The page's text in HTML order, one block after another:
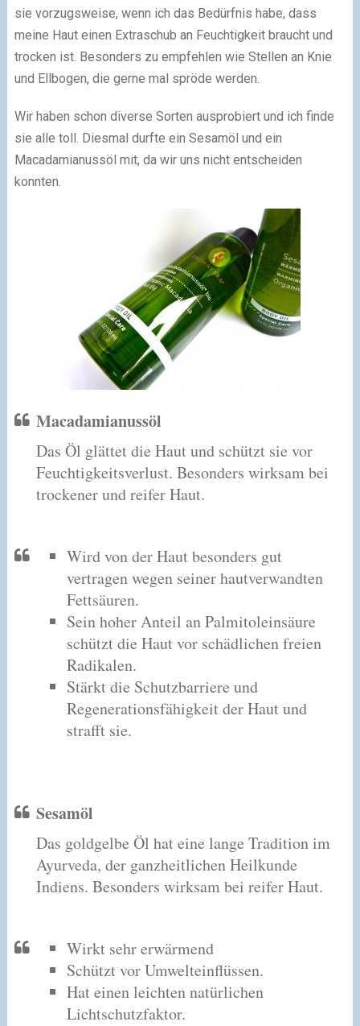
sie vorzugsweise, wenn ich das Bedürfnis habe, dass
meine Haut einen Extraschub an Feuchtigkeit braucht und
trocken ist. Besonders zu empfehlen wie Stellen an Knie
und Ellbogen, die gerne mal spröde werden.
Wir haben schon diverse Sorten ausprobiert und ich finde
sie alle toll. Diesmal durfte ein Sesamöl und ein
Macadamianussöl mit, da wir uns nicht entscheiden
konnten.
Macadamianussöl
Das Öl glättet die Haut und schützt sie vor
Feuchtigkeitsverlust. Besonders wirksam bei
trockener und reifer Haut.
Wird von der Haut besonders gut
vertragen wegen seiner hautverwandten
Fettsäuren.
Sein hoher Anteil an Palmitoleinsäure
schützt die Haut vor schädlichen freien
Radikalen.
Stärkt die Schutzbarriere und
Regenerationsfähigkeit der Haut und
strafft sie.
Sesamöl
Das goldgelbe Öl hat eine lange Tradition im
Ayurveda, der ganzheitlichen Heilkunde
Indiens. Besonders wirksam bei reifer Haut.
Wirkt sehr erwärmend
Schützt vor Umwelteinflüssen.
Hat einen leichten natürlichen
Lichtschutzfaktor.